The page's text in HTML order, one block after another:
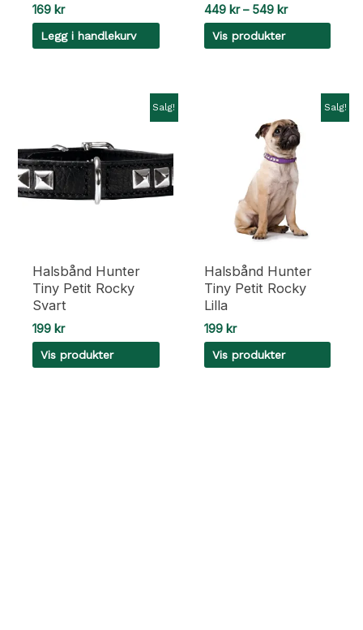
169 kr
Legg i handlekurv
449 kr – 549 krPrisområde:
449 kr
549 kr
Vis produkter
Salg!
Halsbånd Hunter
Tiny Petit Rocky
Svart
199 kr
Vis produkter
Salg!
Halsbånd Hunter
Tiny Petit Rocky
Lilla
199 kr
Vis produkter